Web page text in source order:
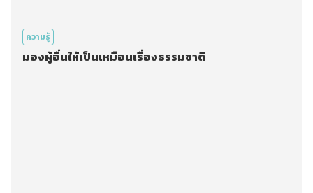
ความรู้
มองผู้อื่นให้เป็นเหมือนเรื่องธรรมชาติ